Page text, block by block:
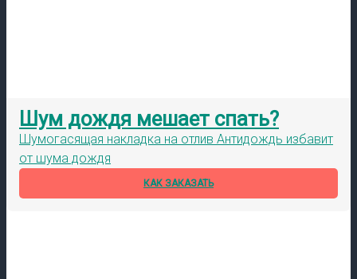
Шум дождя мешает спать?
Шумогасящая накладка на отлив Антидождь избавит
от шума дождя
КАК ЗАКАЗАТЬ